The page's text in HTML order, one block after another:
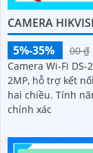
CAMERA
5%-35%
00 ₫
Camera Wi-Fi DS-
2MP, hỗ trợ kết
hai chiều. Tính năng Motion 2.0 giúp phát hiện con người
chính xác